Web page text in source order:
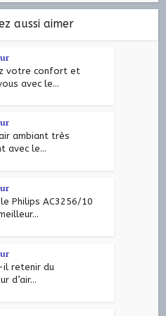
aussi aimer
votre confort et
avec le...
ambiant très
avec le...
Philips AC3256/10
retenir du
d’air...